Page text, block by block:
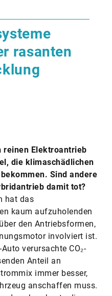
rasanten
reinen Elektroantrieb
die klimaschädlichen
Sind andere
damit tot?
hat das
kaum aufzuholenden
den Antriebsformen,
involviert ist.
verursachte CO₂-
Anteil an
immer besser,
anschaffen muss.